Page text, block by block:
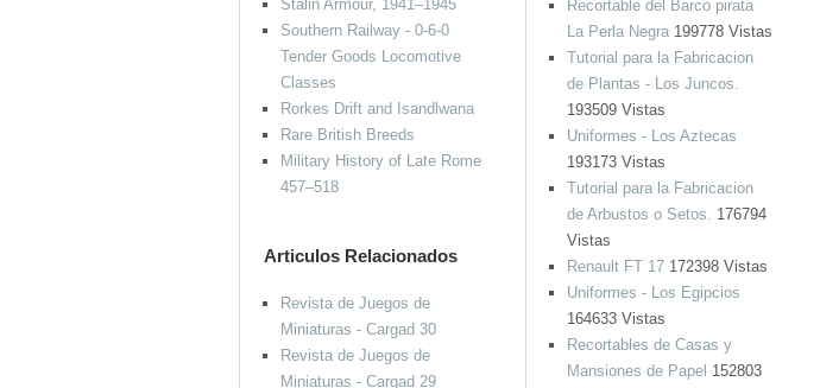
Recortable del Barco pirata
La Perla Negra199778 Vistas
Tutorial para la Fabricacion
de Plantas - Los Juncos.
193509 Vistas
Uniformes - Los Aztecas
193173 Vistas
Tutorial para la Fabricacion
de Arbustos o Setos. 176794
Vistas
Renault FT 17172398 Vistas
Uniformes - Los Egipcios
164633 Vistas
Recortables de Casas y
Mansiones de Papel 152803
Stalin Armour, 1941–1945
Southern Railway - 0-6-0
Tender Goods Locomotive
Classes
Rorkes Drift and Isandlwana
Rare British Breeds
Military History of Late Rome
457–518
Articulos Relacionados
Revista de Juegos de
Miniaturas - Cargad 30
Revista de Juegos de
Miniaturas - Cargad 29